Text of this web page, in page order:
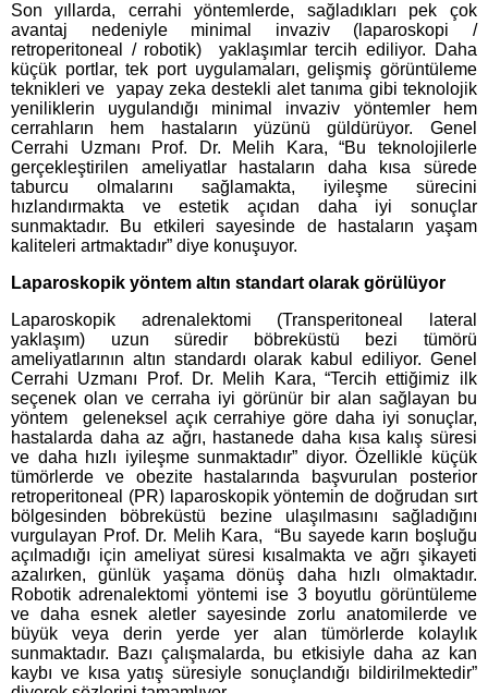
Son yıllarda, cerrahi yöntemlerde, sağladıkları pek çok
avantaj nedeniyle minimal invaziv (laparoskopi /
retroperitoneal / robotik) yaklaşımlar tercih ediliyor. Daha
küçük portlar, tek port uygulamaları, gelişmiş görüntüleme
teknikleri ve yapay zeka destekli alet tanıma gibi teknolojik
yeniliklerin uygulandığı minimal invaziv yöntemler hem
cerrahların hem hastaların yüzünü güldürüyor. Genel
Cerrahi Uzmanı Prof. Dr. Melih Kara, “Bu teknolojilerle
gerçekleştirilen ameliyatlar hastaların daha kısa sürede
taburcu olmalarını sağlamakta, iyileşme sürecini
hızlandırmakta ve estetik açıdan daha iyi sonuçlar
sunmaktadır. Bu etkileri sayesinde de hastaların yaşam
kaliteleri artmaktadır” diye konuşuyor.
Laparoskopik yöntem altın standart olarak görülüyor
Laparoskopik adrenalektomi (Transperitoneal lateral
yaklaşım) uzun süredir böbreküstü bezi tümörü
ameliyatlarının altın standardı olarak kabul ediliyor. Genel
Cerrahi Uzmanı Prof. Dr. Melih Kara, “Tercih ettiğimiz ilk
seçenek olan ve cerraha iyi görünür bir alan sağlayan bu
yöntem geleneksel açık cerrahiye göre daha iyi sonuçlar,
hastalarda daha az ağrı, hastanede daha kısa kalış süresi
ve daha hızlı iyileşme sunmaktadır” diyor. Özellikle küçük
tümörlerde ve obezite hastalarında başvurulan posterior
retroperitoneal (PR) laparoskopik yöntemin de doğrudan sırt
bölgesinden böbreküstü bezine ulaşılmasını sağladığını
vurgulayan Prof. Dr. Melih Kara, “Bu sayede karın boşluğu
açılmadığı için ameliyat süresi kısalmakta ve ağrı şikayeti
azalırken, günlük yaşama dönüş daha hızlı olmaktadır.
Robotik adrenalektomi yöntemi ise 3 boyutlu görüntüleme
ve daha esnek aletler sayesinde zorlu anatomilerde ve
büyük veya derin yerde yer alan tümörlerde kolaylık
sunmaktadır. Bazı çalışmalarda, bu etkisiyle daha az kan
kaybı ve kısa yatış süresiyle sonuçlandığı bildirilmektedir”